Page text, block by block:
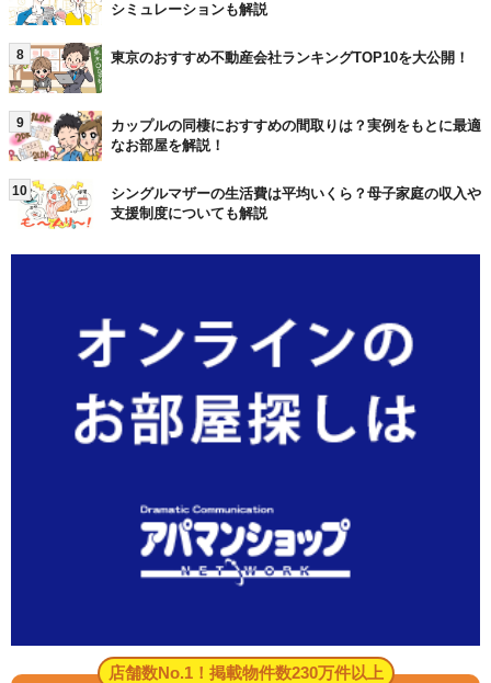
シミュレーションも解説
8 東京のおすすめ不動産会社ランキングTOP10を大公開！
9
カップルの同棲におすすめの間取りは？実例をもとに最適
なお部屋を解説！
10
シングルマザーの生活費は平均いくら？母子家庭の収入や
支援制度についても解説
店舗数No.1！掲載物件数230万件以上